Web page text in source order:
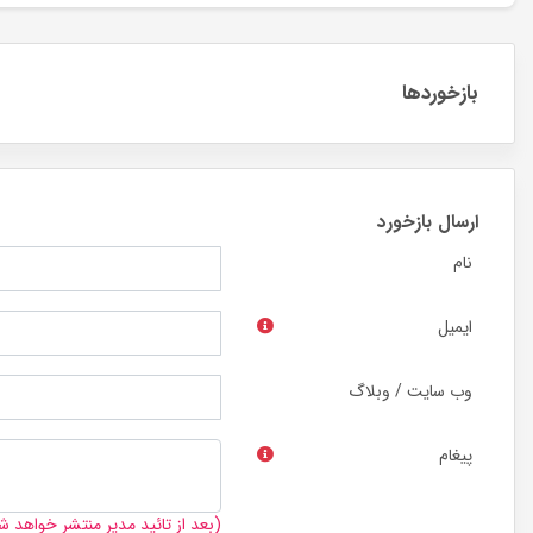
بازخوردها
ارسال بازخورد
نام
ایمیل
وب سایت / وبلاگ
پیغام
(بعد از تائید مدیر منتشر خواهد